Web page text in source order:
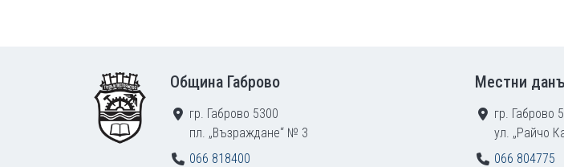
Община Габрово
гр. Габрово 5300
пл. „Възраждане“ № 3
066 818400
Местни
гр. Габрово
ул. „Райчо
066 804775